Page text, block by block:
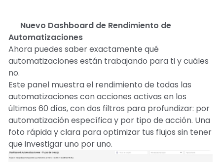
⚙️ Nuevo Dashboard de Rendimiento de
Automatizaciones
Ahora puedes saber exactamente qué
automatizaciones están trabajando para ti y cuáles
no.
Este panel muestra el rendimiento de todas las
automatizaciones con acciones activas en los
últimos 60 días, con dos filtros para profundizar: por
automatización específica y por tipo de acción. Una
foto rápida y clara para optimizar tus flujos sin tener
que investigar uno por uno.